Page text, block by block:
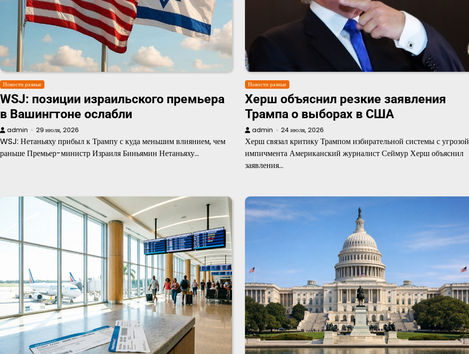
Новости разные
WSJ: позиции израильского премьера
в Вашингтоне ослабли
admin 29 июля, 2026
WSJ: Нетаньяху прибыл к Трампу с куда меньшим влиянием, чем
раньше Премьер-министр Израиля Биньямин Нетаньяху…
Новости разные
Херш объяснил резкие заявления
Трампа о выборах в США
admin 24 июля, 2026
Херш связал критику Трампом избирательной системы с угрозой
импичмента Американский журналист Сеймур Херш объяснил
заявления…